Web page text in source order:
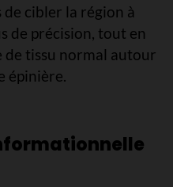
cibler la région à
de précision, tout en
de tissu normal autour
épinière.